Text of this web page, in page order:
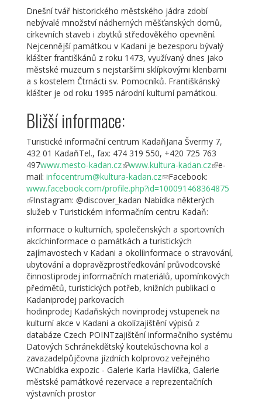
Dnešní tvář historického městského jádra zdobí
nebývalé množství nádherných měšťanských domů,
církevních staveb i zbytků středověkého opevnění.
Nejcennější památkou v Kadani je bezesporu bývalý
klášter františkánů z roku 1473, využívaný dnes jako
městské muzeum s nejstaršími sklípkovými klenbami
a s kostelem Čtrnácti sv. Pomocníků. Františkánský
klášter je od roku 1995 národní kulturní památkou.
Bližší informace:
Turistické informační centrum KadaňJana Švermy 7,
432 01 KadaňTel., fax: 474 319 550, +420 725 763
497www.mesto-kadan.cz(odkaz
je
externí)
www.kultura-kadan.cz(odkaz
externí)
e-
mail: infocentrum@kultura-kadan.cz(odkaz
odešle
e-
mail)
Facebook:
www.facebook.com/profile.php?id=100091468364875
(odkaz
je
externí)
Instagram: @discover_kadan Nabídka některých
služeb v Turistickém informačním centru Kadaň:
informace o kulturních, společenských a sportovních
akcíchinformace o památkách a turistických
zajímavostech v Kadani a okolíinformace o stravování,
ubytování a dopravězprostředkování průvodcovské
činnostiprodej informačních materiálů, upomínkových
předmětů, turistických potřeb, knižních publikací o
Kadaniprodej parkovacích
hodinprodej Kadaňských novinprodej vstupenek na
kulturní akce v Kadani a okolízajištění výpisů z
databáze Czech POINTzajištění informačního systému
Datových Schránekdětský koutekúschovna kol a
zavazadelpůjčovna jízdních kolprovoz veřejného
WCnabídka expozic - Galerie Karla Havlíčka, Galerie
městské památkové rezervace a reprezentačních
výstavních prostor